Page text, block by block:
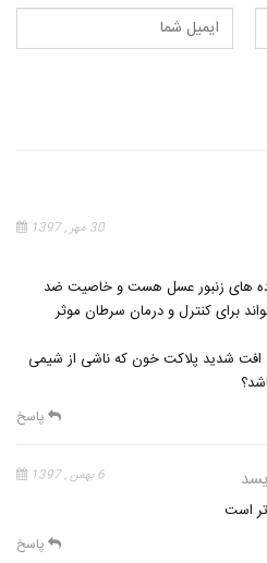
30 مهر , 1397
های زنبور عسل هست و خاصیت ضد
برای کنترل و درمان سرطان موثر
افت شدید پلاکت خون که ناشی از شیمی
پاسخ
6 بهمن , 1397
تر است
پاسخ